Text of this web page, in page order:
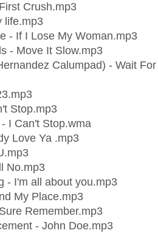
Crush.mp3
life.mp3
- If I Lose My Woman.mp3
- Move It Slow.mp3
Calumpad) - Wait
Stop.mp3
I Can't Stop.wma
Love Ya .mp3
No.mp3
- I'm all about you.mp3
My Place.mp3
Remember.mp3
- John Doe.mp3